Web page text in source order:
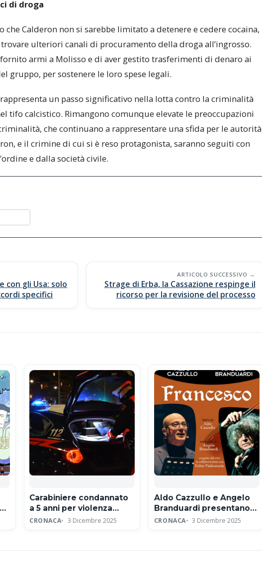
di droga
che Calderon non si sarebbe limitato a detenere e cedere cocaina,
ulteriori canali di procuramento della droga all’ingrosso.
armi a Molisso e di aver gestito trasferimenti di denaro ai
gruppo, per sostenere le loro spese legali.
un passo significativo nella lotta contro la criminalità
tifo calcistico. Rimangono comunque elevate le preoccupazioni
che continuano a rappresentare una sfida per le autorità
e il crimine di cui si è reso protagonista, saranno seguiti con
e dalla società civile.
con gli Usa: solo
specifici
ARTICOLO SUCCESSIVO
Strage di Erba, la Cassazione respinge il
ricorso per la revisione del processo
Carabiniere condannato
a 5 anni per violenza
sessuale e concussione
CRONACA 3 Dicembre 2025
Aldo Cazzullo e Angelo
Branduardi presentano
lo spettacolo Francesco
CRONACA 3 Dicembre 2025